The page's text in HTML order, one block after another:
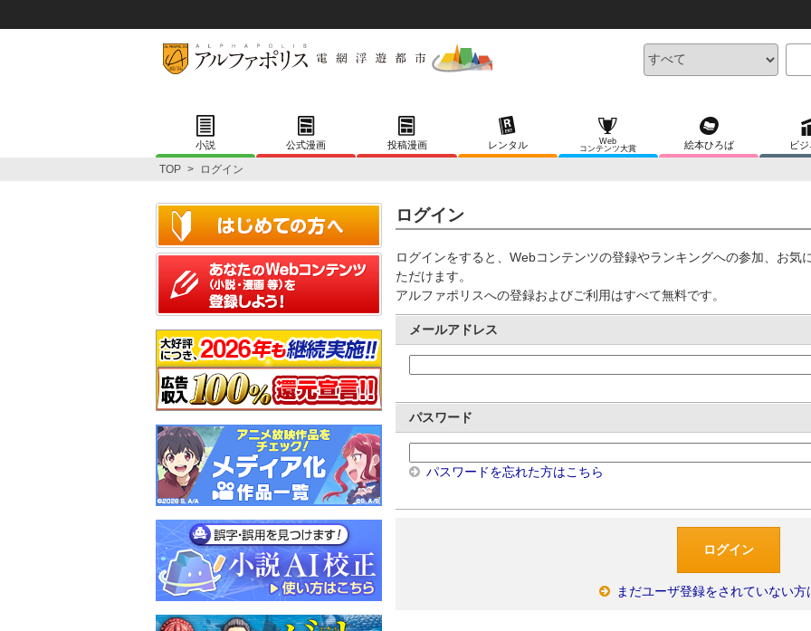
小説 公式漫画 投稿漫画 レンタル
Web
コンテンツ大賞
絵本ひろば ビ
TOP > ログイン
ログイン
ログインをすると、Webコンテンツの登録やランキングへの参加、お気
ただけます。
アルファポリスへの登録およびご利用はすべて無料です。
メールアドレス
パスワード
パスワードを忘れた方はこちら
まだユーザ登録をされていない方